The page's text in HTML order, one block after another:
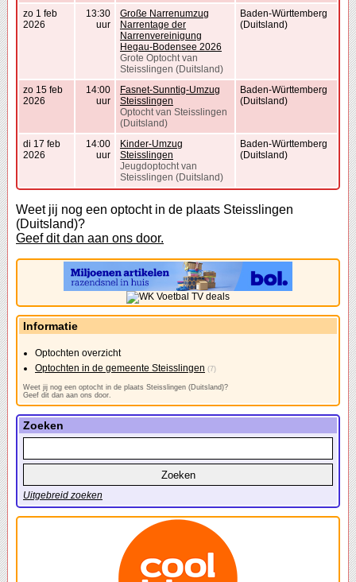
zo 1 feb
2026
13:30
uur
Große Narrenumzug
Narrentage der
Narrenvereinigung
Hegau-Bodensee 2026
Grote Optocht van
Steisslingen (Duitsland)
Baden-Württemberg
(Duitsland)
zo 15 feb
2026
14:00
uur
Fasnet-Sunntig-Umzug
Steisslingen
Optocht van Steisslingen
(Duitsland)
Baden-Württemberg
(Duitsland)
di 17 feb
2026
14:00
uur
Kinder-Umzug
Steisslingen
Jeugdoptocht van
Steisslingen (Duitsland)
Baden-Württemberg
(Duitsland)
Weet jij nog een optocht in de plaats Steisslingen
(Duitsland)?
Geef dit dan aan ons door.
Informatie
Optochten overzicht
Optochten in de gemeente Steisslingen (7)
Weet jij nog een optocht in de plaats Steisslingen (Duitsland)?
Geef dit dan aan ons door.
Zoeken
Uitgebreid zoeken